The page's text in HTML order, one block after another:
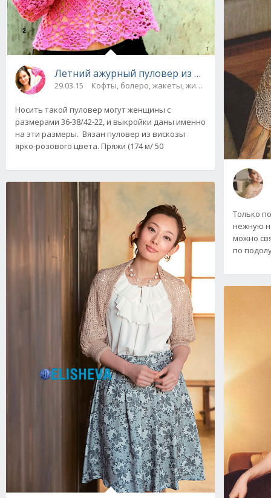
Летний ажурный пуловер из мотивов,
29.03.15 Кофты, болеро, жакеты, жилеты
Носить такой пуловер могут женщины с
размерами 36-38/42-22, и выкройки даны именно
на эти размеры. Вязан пуловер из вискозы
ярко-розового цвета. Пряжи (174 м/ 50
Только
нежную
можно
по